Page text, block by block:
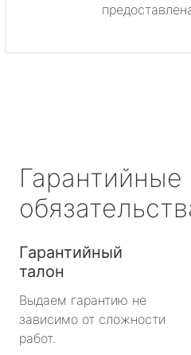
Гарантийные
Гарантийный
талон
Выдаем гарантию не
зависимо от сложности
работ.